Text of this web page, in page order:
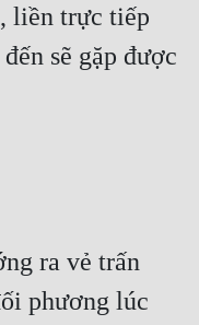
liền trực tiếp
sẽ gặp được
ra vẻ trấn
phương lúc